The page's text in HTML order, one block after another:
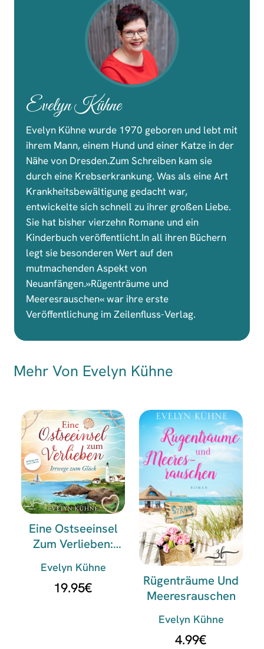
Evelyn Kühne
Evelyn Kühne wurde 1970 geboren und lebt mit
ihrem Mann, einem Hund und einer Katze in der
Nähe von Dresden.Zum Schreiben kam sie
durch eine Krebserkrankung. Was als eine Art
Krankheitsbewältigung gedacht war,
entwickelte sich schnell zu ihrer großen Liebe.
Sie hat bisher vierzehn Romane und ein
Kinderbuch veröffentlicht.In all ihren Büchern
legt sie besonderen Wert auf den
mutmachenden Aspekt von
Neuanfängen.»Rügenträume und
Meeresrauschen« war ihre erste
Veröffentlichung im Zeilenfluss-Verlag.
Mehr Von Evelyn Kühne
Eine Ostseeinsel
Zum Verlieben:
Evelyn Kühne
19.95€
Rügenträume Und
Meeresrauschen
Evelyn Kühne
4.99€